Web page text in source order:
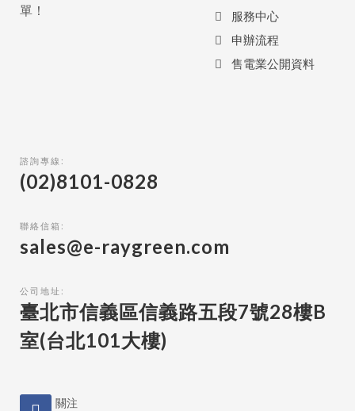
單！
服務中心
申辦流程
售電業公開資料
諮詢專線:
(02)8101-0828
聯絡信箱:
sales@e-raygreen.com
公司地址:
臺北市信義區信義路五段7號28樓B
室(台北101大樓)
關注